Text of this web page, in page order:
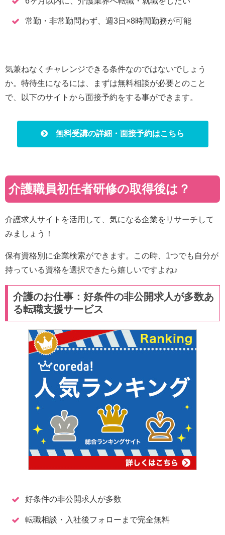
常勤・非常勤問わず、週3日×8時間勤務が可能
気兼ねなくチャレンジできる条件なのではないでしょう
か。特待生になるには、まずは無料相談が必要とのこと
で、以下のサイトから面接予約をする事ができます。
無料受講の詳細・面接予約はこちら
介護職員初任者研修の取得後は？
介護求人サイトを活用して、気になる企業をリサーチして
みましょう！
保有資格別に企業検索ができます。この時、1つでも自分が
持っている資格を選択できたら嬉しいですよね♪
介護のお仕事：好条件の非公開求人が多数あ
る転職支援サービス
好条件の非公開求人が多数
転職相談・入社後フォローまで完全無料